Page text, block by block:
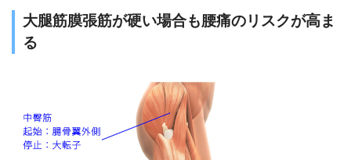
大腿筋膜張筋が硬い場合も腰痛のリスクが高ま
る